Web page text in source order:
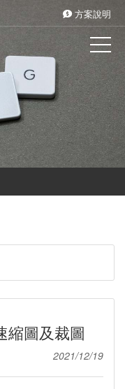
方案說明
縮圖及裁圖
2021/12/19